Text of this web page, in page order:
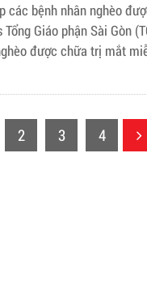
các bệnh nhân nghèo
Tổng Giáo phận Sài Gòn
được chữa trị mắt
Tuyết đã đưa 10 bệnh
2 3 4